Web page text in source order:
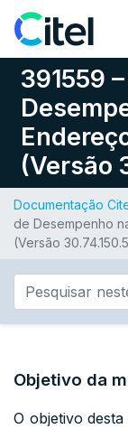
Pular para o
391559
(Versão
Documentação
de Desempenho
(Versão
Objetivo da
O objetivo